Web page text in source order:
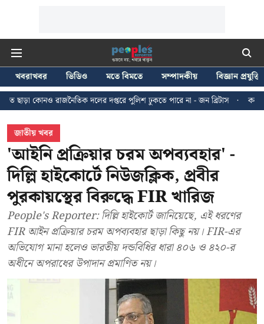
খবরাখবর ভিডিও মতে বিমতে সম্পাদকীয়
বিজ্ঞান প্রযুক্তি
দলের দপ্তরে পুলিশ ঢুকতে পারে না - জন ব্রিটাস
কলকাতায় ২৪
জাতীয় খবর
'আইনি প্রক্রিয়ার চরম অপব্যবহার' -
দিল্লি হাইকোর্টে নিউজক্লিক, প্রবীর
পুরকায়স্থের বিরুদ্ধে FIR খারিজ
People's Reporter: দিল্লি হাইকোর্ট জানিয়েছে, এই ধরণের
FIR আইন প্রক্রিয়ার চরম অপব্যবহার ছাড়া কিছু নয়। FIR-এর
অভিযোগ মানা হলেও ভারতীয় দন্ডবিধির ধারা ৪০৬ ও ৪২০-র
অধীনে অপরাধের উপাদান প্রমাণিত নয়।